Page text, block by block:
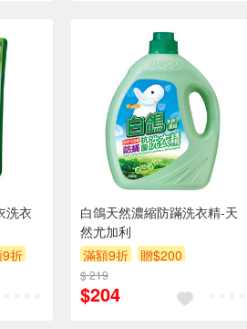
洗衣
折
白鴿天然濃縮防蹣洗衣精-天
然尤加利
滿額9折
贈$200
$ 219
$204